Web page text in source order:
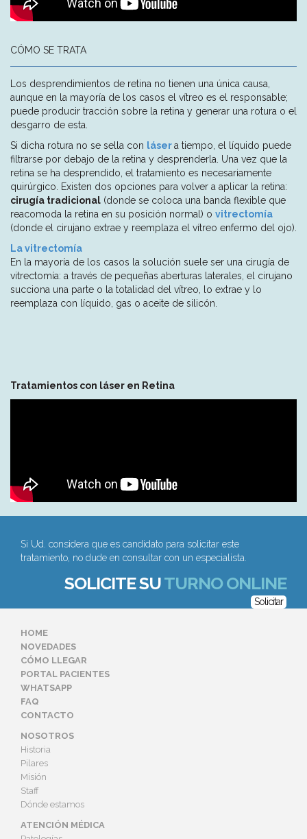
CÓMO SE TRATA
Los desprendimientos de retina no tienen una única causa,
aunque en la mayoría de los casos el vítreo es el responsable;
puede producir tracción sobre la retina y generar una rotura o el
desgarro de esta.
Si dicha rotura no se sella con lásera tiempo, el líquido puede
filtrarse por debajo de la retina y desprenderla. Una vez que la
retina se ha desprendido, el tratamiento es necesariamente
quirúrgico. Existen dos opciones para volver a aplicar la retina:
cirugía tradicional (donde se coloca una banda flexible que
reacomoda la retina en su posición normal) o vitrectomía
(donde el cirujano extrae y reemplaza el vítreo enfermo del ojo).
La vitrectomía
En la mayoría de los casos la solución suele ser una cirugía de
vitrectomía: a través de pequeñas aberturas laterales, el cirujano
succiona una parte o la totalidad del vítreo, lo extrae y lo
reemplaza con líquido, gas o aceite de silicón.
Tratamientos con láser en Retina
Si Ud. considera que es candidato para solicitar este
tratamiento, no dude en consultar con un especialista.
SOLICITE SUTURNO ONLINE
Solicitar
HOME
NOVEDADES
CÓMO LLEGAR
PORTAL PACIENTES
WHATSAPP
FAQ
CONTACTO
NOSOTROS
Historia
Pilares
Misión
Staff
Dónde estamos
ATENCIÓN MÉDICA